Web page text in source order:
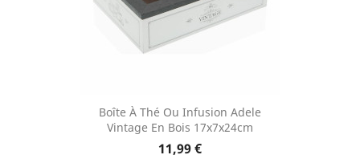
Boîte À Thé Ou Infusion Adele
Vintage En Bois 17x7x24cm
11,99 €